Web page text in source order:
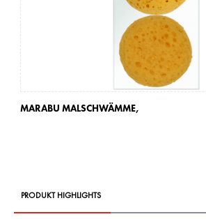
MARABU MALSCHWÄMME,
PRODUKT HIGHLIGHTS